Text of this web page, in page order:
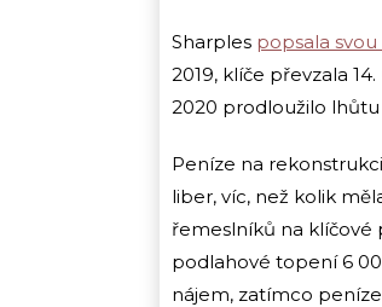
Sharples popsala
2019, klíče převzala
2020 prodloužilo lhůtu
Peníze na
liber, víc, než kolik
řemeslníků na klíčové
podlahové topení 6
nájem, zatímco